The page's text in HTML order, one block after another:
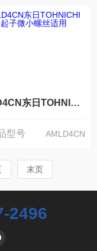
AMLD4CN东日TOHNICHI扭力起子微小螺丝适用
型号 AMLD4CN
末页
2496